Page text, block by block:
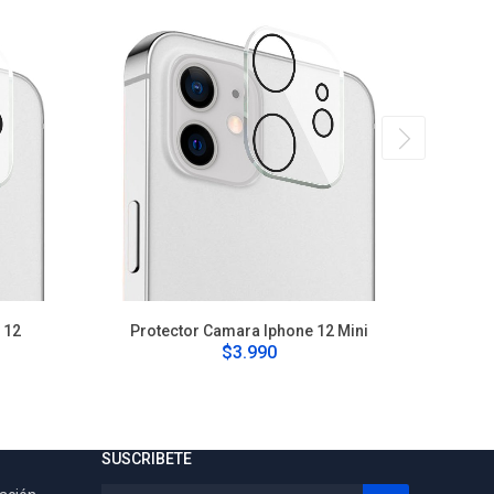
Protector Camara Iphone 12 Mini
$3.990
SUSCRIBETE